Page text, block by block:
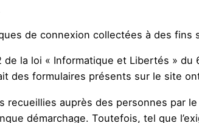
de connexion collectées à des
de la loi « Informatique et Libertés »
des formulaires présents sur le site
recueillies auprès des personnes par
démarchage. Toutefois, tel que